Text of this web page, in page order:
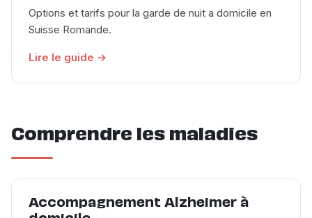
Options et tarifs pour la garde de nuit a domicile en
Suisse Romande.
Lire le guide →
Comprendre les maladies
Accompagnement Alzheimer à